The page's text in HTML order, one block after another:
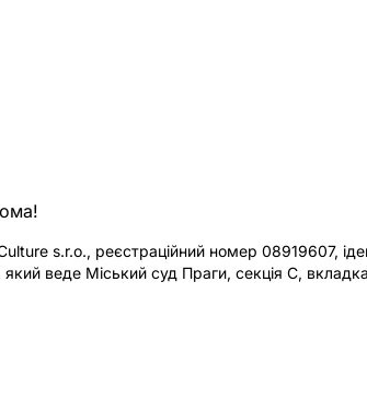
s.r.o., реєстраційний номер 08919607,
веде Міський суд Праги, секція C,